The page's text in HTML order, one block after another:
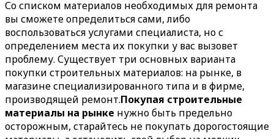
Со списком материалов необходимых для ремонта
вы сможете определиться сами, либо
воспользоваться услугами специалиста, но с
определением места их покупки у вас вызовет
проблему. Существует три основных варианта
покупки строительных материалов: на рынке, в
магазине специализированного типа и в фирме,
производящей ремонт.Покупая строительные
материалы на рынке нужно быть предельно
осторожным, старайтесь не покупать дорогостоящие